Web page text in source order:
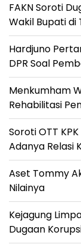
FAKN Soroti
Wakil Bupati di
Hardjuno
DPR Soal
Menkumham
Rehabilitasi
Soroti OTT
Adanya Relasi
Aset Tommy
Nilainya
Kejagung
Dugaan